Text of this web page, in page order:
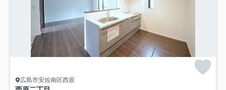
広島市安佐南区西原